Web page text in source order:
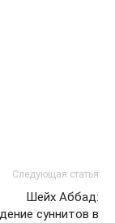
Следующая статья
Шейх Аббад:
суннитов в